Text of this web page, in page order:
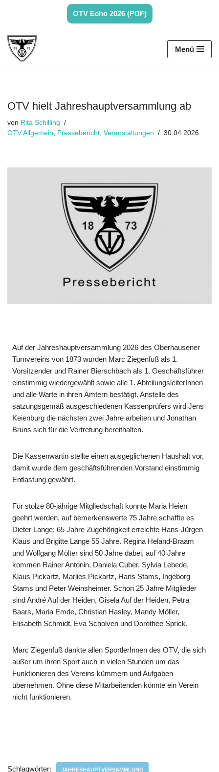
Inhalt
springen
OTV Echo 2026 (PDF)
Menü
OTV hielt Jahreshauptversammlung ab
von Rita Schilling
OTV Allgemein, Pressebericht, Veranstaltungen 30.04.2026
Auf der Jahreshauptversammlung 2026 des Oberhausener
Turnvereins von 1873 wurden Marc Ziegenfuß als 1.
Vorsitzender und Rainer Bierschbach als 1. Ge­schäftsführer
einstimmig wiedergewählt sowie alle 1. AbteilungsleiterInnen
und alle Warte in ihren Ämtern bestätigt. Anstelle des
satzungsgemäß ausgeschiedenen Kassenprüfers wird Jens
Keienburg die nächsten zwei Jahre arbeiten und Jonathan
Bruns sich für die Vertretung bereithalten.
Die Kassenwartin stellte einen ausgeglichenen Haushalt vor,
damit wurde dem ge­schäftsführenden Vorstand einstimmig
Entlastung gewährt.
Für stolze 80-jährige Mitgliedschaft konnte Maria Heien
geehrt werden, auf bemer­kenswerte 75 Jahre schaffte es
Dieter Lange; 65 Jahre Zugehörigkeit erreichte Hans-Jürgen
Klaus und Brigitte Lange 55 Jahre. Regina Heland-Braam
und Wolfgang Mölter sind 50 Jahre dabei, auf 40 Jahre
kommen Rainer Antonin, Daniela Cuber, Sylvia Lebede,
Klaus Pickartz, Marlies Pickartz, Hans Stams, Ingeborg
Stams und Peter Weinsheimer. Schon 25 Jahre Mitglieder
sind André Auf der Heiden, Gisela Auf der Heiden, Petra
Baars, Maria Emde, Christian Hasley, Mandy Möller,
Elisabeth Schmidt, Eva Scholven und Dorothee Sprick,
Marc Ziegenfuß dankte allen SportlerInnen des OTV, die sich
außer um ihren Sport auch in vielen Stunden um das
Funktionieren des Vereins kümmern und Aufgaben
übernehmen. Ohne diese Mitarbeitenden könnte ein Verein
nicht funk­tionieren.
Schlagwörter: JAHRESHAUPTVERSAMMLUNG